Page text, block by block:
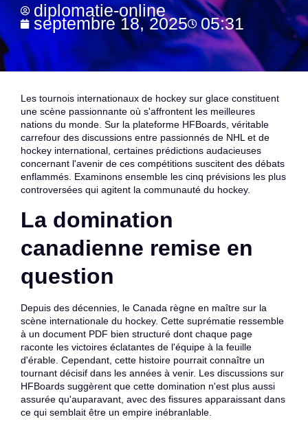
diplomatie-online
septembre 18, 2025 05:31
Les tournois internationaux de hockey sur glace constituent
une scène passionnante où s'affrontent les meilleures
nations du monde. Sur la plateforme HFBoards, véritable
carrefour des discussions entre passionnés de NHL et de
hockey international, certaines prédictions audacieuses
concernant l'avenir de ces compétitions suscitent des débats
enflammés. Examinons ensemble les cinq prévisions les plus
controversées qui agitent la communauté du hockey.
La domination
canadienne remise en
question
Depuis des décennies, le Canada règne en maître sur la
scène internationale du hockey. Cette suprématie ressemble
à un document PDF bien structuré dont chaque page
raconte les victoires éclatantes de l'équipe à la feuille
d'érable. Cependant, cette histoire pourrait connaître un
tournant décisif dans les années à venir. Les discussions sur
HFBoards suggèrent que cette domination n'est plus aussi
assurée qu'auparavant, avec des fissures apparaissant dans
ce qui semblait être un empire inébranlable.